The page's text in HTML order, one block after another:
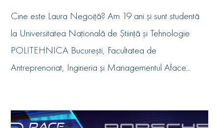
Cine este Laura Negoiță? Am 19 ani și sunt studentă
la Universitatea Națională de Știință și Tehnologie
POLITEHNICA București, Facultatea de
Antreprenoriat, Ingineria și Managementul Aface...